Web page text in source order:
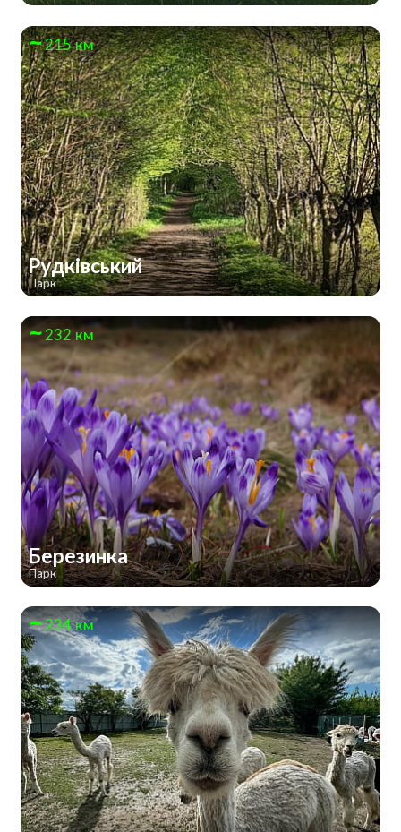
215 км
Рудківський
Парк
232 км
Березинка
Парк
234 км